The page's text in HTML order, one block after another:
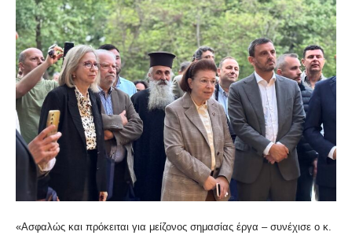
«Ασφαλώς και πρόκειται για μείζονος σημασίας έργα – συνέχισε ο κ.